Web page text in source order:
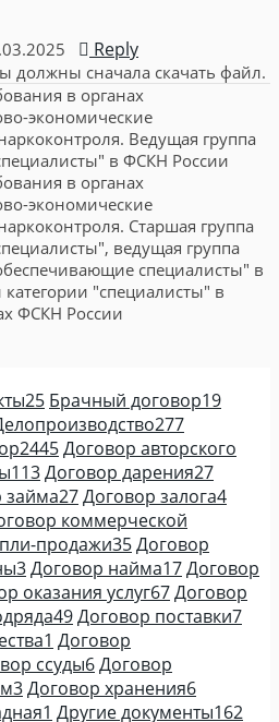
Reply
должны сначала скачать файл.
в органах
экономические
Ведущая группа
в ФСКН России
в органах
экономические
Старшая группа
ведущая группа
специалисты" в
"специалисты" в
ФСКН России
25 Брачный договор19
277
2445Договор авторского
113Договор дарения27
займа27Договор залога4
коммерческой
продажи35Договор
3Договор найма17Договор
оказания услуг67Договор
49Договор поставки7
1 Договор
ссуды6Договор
3Договор хранения6
1 Другие документы162